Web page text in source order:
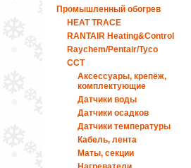
Промышленный обогрев
HEAT TRACE
RANTAIR Heating&Control
Raychem/Pentair/Tyco
ССТ
Аксессуары, крепёж,
комплектующие
Датчики воды
Датчики осадков
Датчики температуры
Кабель, лента
Маты, секции